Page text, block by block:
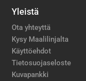
Yleistä
Ota yhteyttä
Kysy Maalilinjalta
Käyttöehdot
Tietosuojaseloste
Kuvapankki